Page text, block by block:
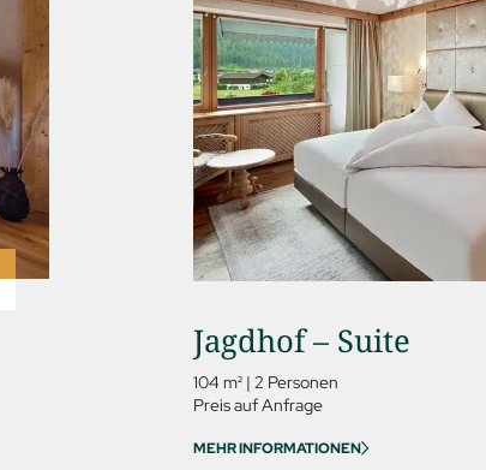
jSPA
Jagdhof – Suite
104 m² | 2 Personen
Preis auf Anfrage
MEHR INFORMATIONEN